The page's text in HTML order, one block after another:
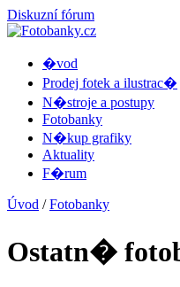
Diskuzní fórum
�vod
Prodej fotek a ilustrac�
N�stroje a postupy
Fotobanky
N�kup grafiky
Aktuality
F�rum
Úvod /Fotobanky
Ostatn�